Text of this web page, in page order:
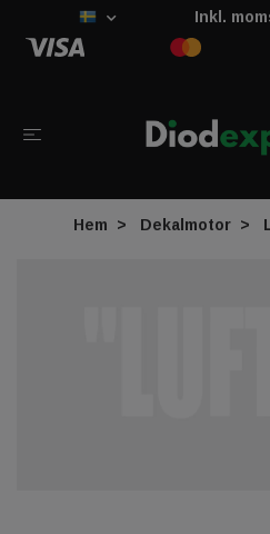
Inkl.
Hem Dekalmotor